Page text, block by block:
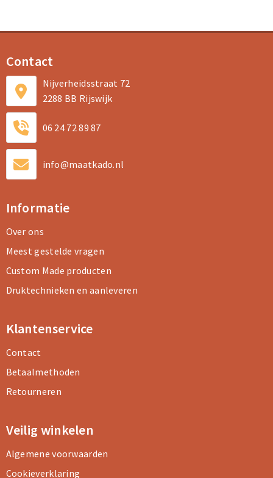
Contact
Nijverheidsstraat 72
2288 BB Rijswijk
06 24 72 89 87
info@maatkado.nl
Informatie
Over ons
Meest gestelde vragen
Custom Made producten
Druktechnieken en aanleveren
Klantenservice
Contact
Betaalmethoden
Retourneren
Veilig winkelen
Algemene voorwaarden
Cookieverklaring